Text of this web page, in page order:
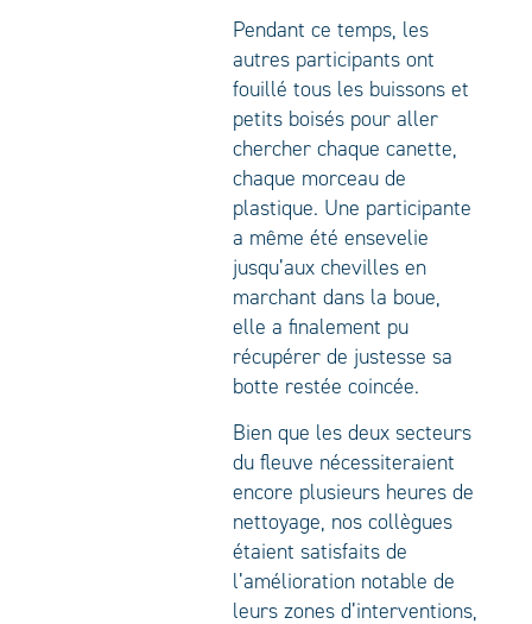
Pendant ce temps, les
autres participants ont
fouillé tous les buissons et
petits boisés pour aller
chercher chaque canette,
chaque morceau de
plastique. Une participante
a même été ensevelie
jusqu’aux chevilles en
marchant dans la boue,
elle a finalement pu
récupérer de justesse sa
botte restée coincée.
Bien que les deux secteurs
du fleuve nécessiteraient
encore plusieurs heures de
nettoyage, nos collègues
étaient satisfaits de
l’amélioration notable de
leurs zones d’interventions,